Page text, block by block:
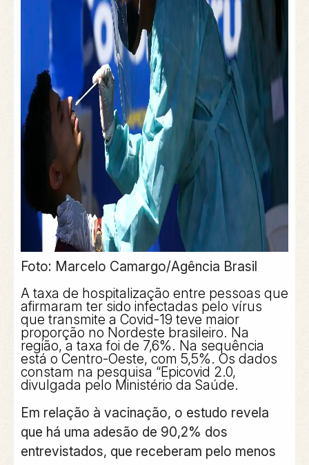
Foto: Marcelo Camargo/Agência Brasil
A taxa de hospitalização entre pessoas que
afirmaram ter sido infectadas pelo vírus
que transmite a Covid-19 teve maior
proporção no Nordeste brasileiro. Na
região, a taxa foi de 7,6%. Na sequência
está o Centro-Oeste, com 5,5%. Os dados
constam na pesquisa “Epicovid 2.0,
divulgada pelo Ministério da Saúde.
Em relação à vacinação, o estudo revela
que há uma adesão de 90,2% dos
entrevistados, que receberam pelo menos